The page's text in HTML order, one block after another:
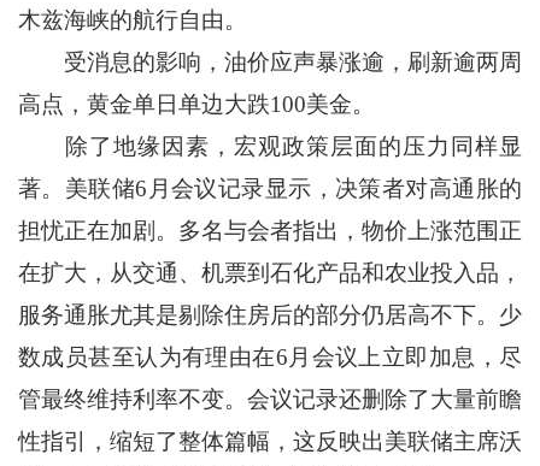
木兹海峡的航行自由。
受消息的影响，油价应声暴涨逾，刷新逾两周
高点，黄金单日单边大跌100美金。
除了地缘因素，宏观政策层面的压力同样显
著。美联储6月会议记录显示，决策者对高通胀的
担忧正在加剧。多名与会者指出，物价上涨范围正
在扩大，从交通、机票到石化产品和农业投入品，
服务通胀尤其是剔除住房后的部分仍居高不下。少
数成员甚至认为有理由在6月会议上立即加息，尽
管最终维持利率不变。会议记录还删除了大量前瞻
性指引，缩短了整体篇幅，这反映出美联储主席沃